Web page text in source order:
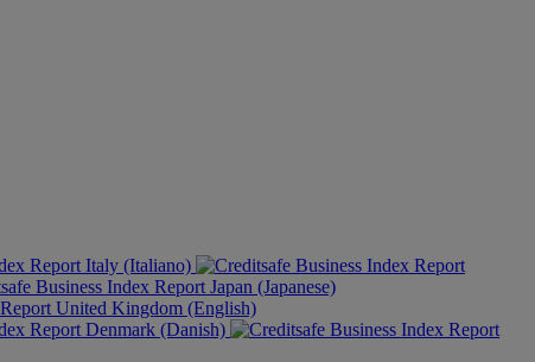
Italy (Italiano)
Japan (Japanese)
United Kingdom (English)
Denmark (Danish)